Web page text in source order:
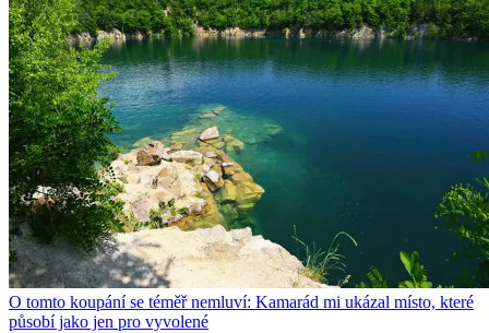
O tomto koupání se téměř nemluví: Kamarád mi ukázal místo, které
působí jako jen pro vyvolené